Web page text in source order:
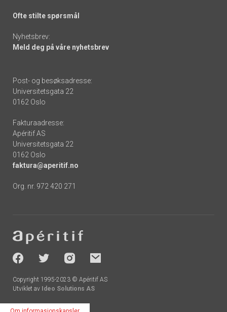
Ofte stilte spørsmål
Nyhetsbrev:
Meld deg på våre nyhetsbrev
Post- og besøksadresse:
Universitetsgata 22
0162 Oslo
Fakturaadresse:
Apéritif AS
Universitetsgata 22
0162 Oslo
faktura@aperitif.no
Org. nr. 972 420 271
-
socials
Copyright 1995-2023 © Apéritif AS
Utviklet av Ideo Solutions AS